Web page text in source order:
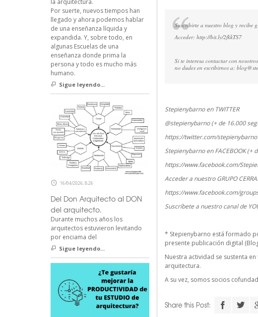
Suscribirte a nuestro blog y recibe
Acceder: http://bit.ly/2fkkTS7
Si te interesa contactar con
no dudes en escribirnos a:
Stepienybarno en TWITTER
@stepienybarno (+ de 16.000
https://twitter.com/
Stepienybarno en FACEBOOK (+
https://www.facebook.com/
Acceder a nuestro GRUPO
https://www.facebook.com/
Suscríbete a nuestro canal de
* Stepienybarno está formado
presente publicación digital
Nuestra actividad se sustenta
arquitectura.
A su vez, somos socios
Share this Post:
la arquitectura.
Por suerte, nuevos tiempos han
llegado y ahora podemos hablar
de una enseñanza líquida y
expandida. Y, sobre todo, en
algunas Escuelas de una
enseñanza donde prima la
persona y todo es mucho más
humano.
Sigue leyendo...
16/04/2026, 8:26
Del Don Arquitecto al DON
del arquitecto.
Durante muchos años los
arquitectos estuvieron levitando
por enciama del
Sigue leyendo...